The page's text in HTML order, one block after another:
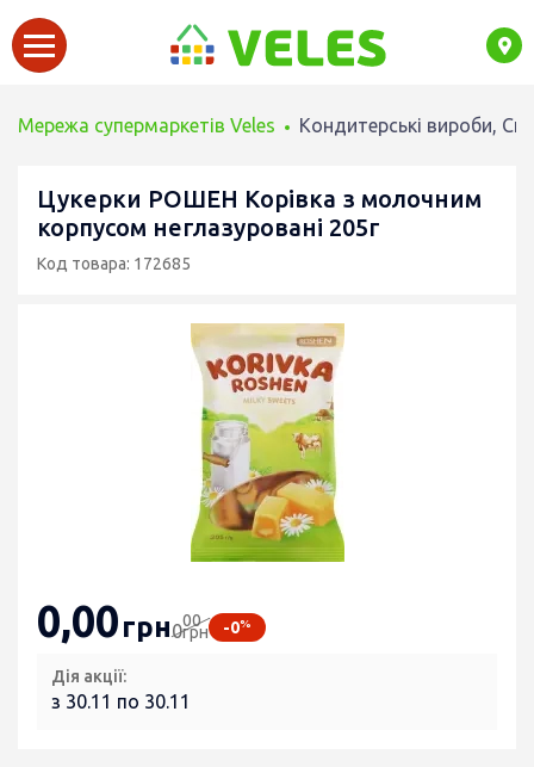
Мережа супермаркетів Veles Кондитерські вироби,
Цукерки РОШЕН Корівка з молочним
корпусом неглазуровані 205г
Код товара: 172685
0,00грн000
грн -0%
Дія акції:
з 30.11 по 30.11